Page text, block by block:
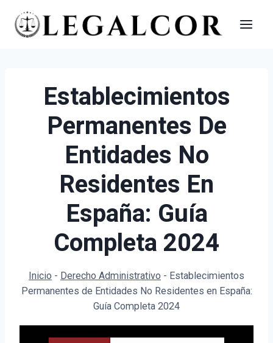
Saltar
Establecimientos
Permanentes De
Entidades No
Residentes En
España: Guía
Completa 2024
Inicio - Derecho Administrativo - Establecimientos
Permanentes de Entidades No Residentes en España:
Guía Completa 2024